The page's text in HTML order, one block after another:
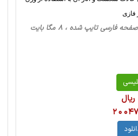
فازی
، مدیریت صنعتی، 32 صفحه فارسی تایپ شده ، 8 مگا بایت